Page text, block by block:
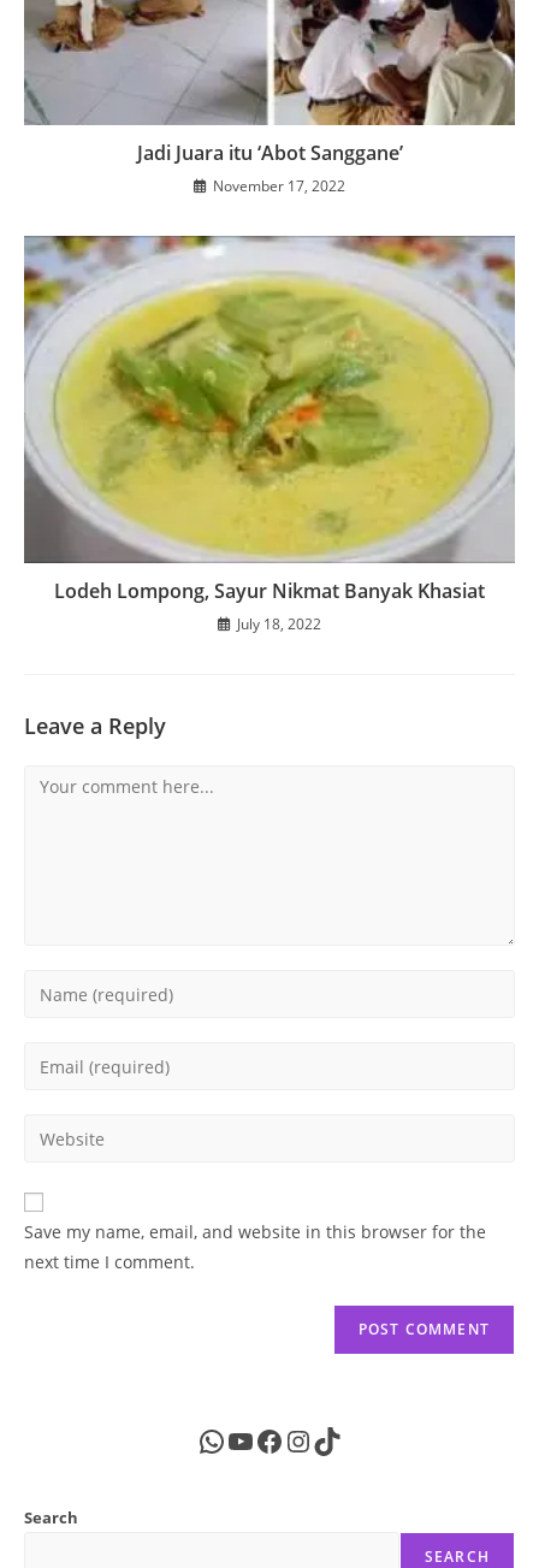
Jadi Juara itu ‘Abot Sanggane’
November 17, 2022
Lodeh Lompong, Sayur Nikmat Banyak Khasiat
July 18, 2022
Leave a Reply
Comment
Enter
Enter
address
comment
Enter
website
URL
(optional)
Save my name, email, and website in this browser for the
next time I comment.
WhatsApp
YouTube
Facebook
Instagram
TikTok
Search
SEARCH